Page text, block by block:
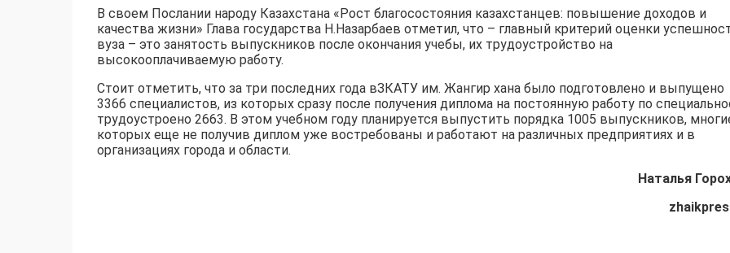
В своем Послании народу Казахстана «Рост благосостояния казахстанцев: повышение доходов и
качества жизни» Глава государства Н.Назарбаев отметил, что – главный критерий оценки
вуза – это занятость выпускников после окончания учебы, их трудоустройство на
высокооплачиваемую работу.
Стоит отметить, что за три последних года вЗКАТУ им. Жангир хана было подготовлено и выпущено
3366 специалистов, из которых сразу после получения диплома на постоянную работу по
трудоустроено 2663. В этом учебном году планируется выпустить порядка 1005 выпускников,
которых еще не получив диплом уже востребованы и работают на различных предприятиях и в
организациях города и области.
Наталья